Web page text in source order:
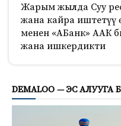
Жарым жылда Суу
жана кайра
менен «АБанк» ААК
жана ишкердикти
DEMALOO — ЭС АЛУУГА